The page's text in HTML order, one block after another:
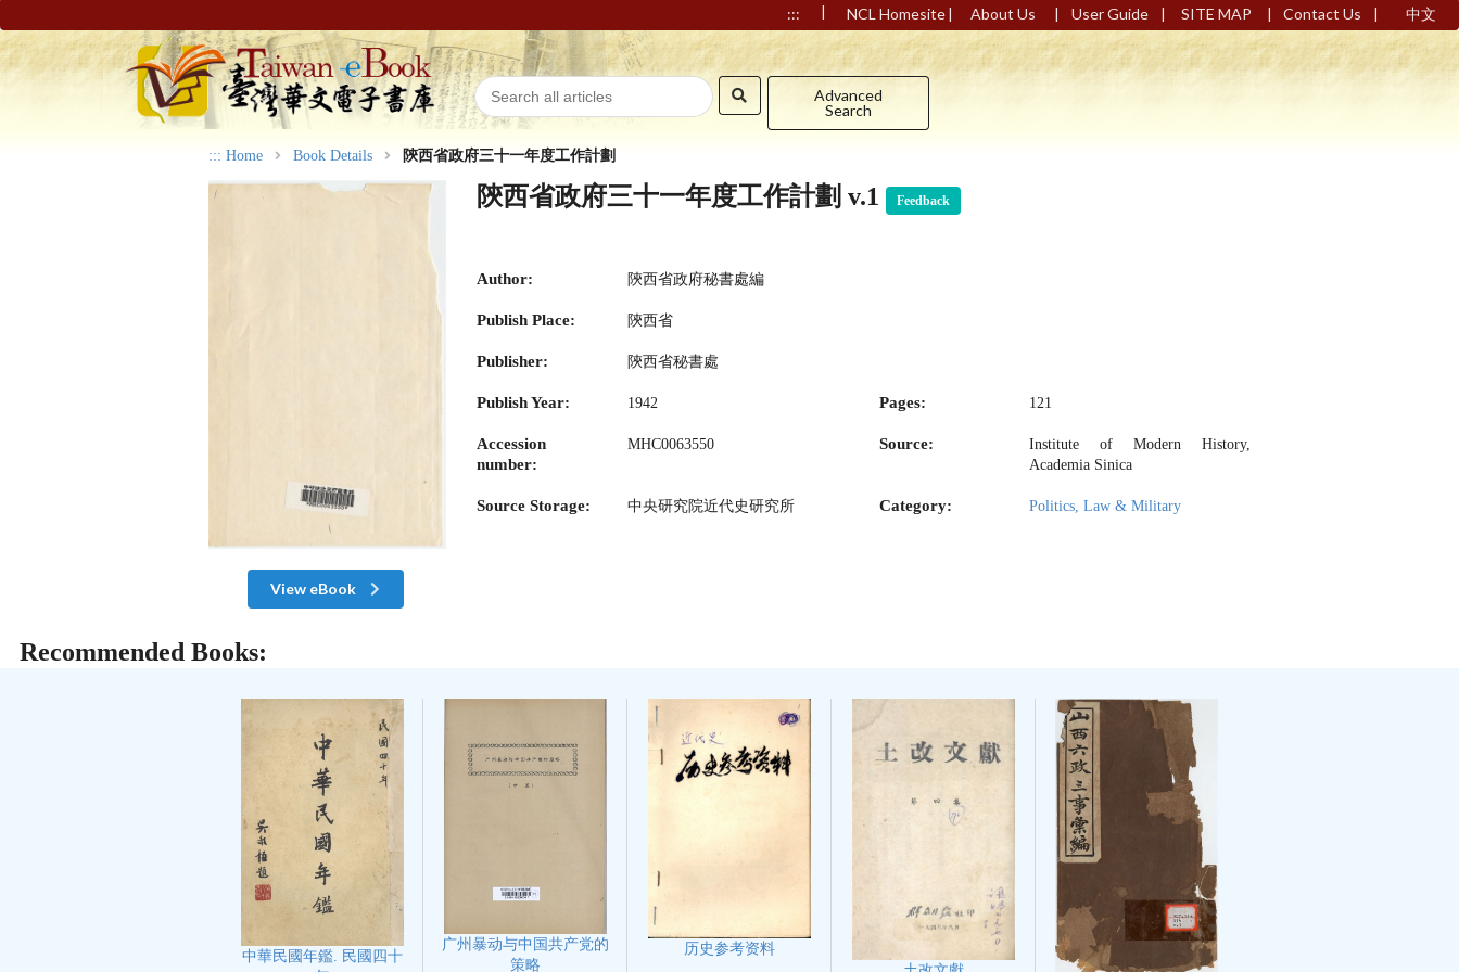
::: | NCL Homesite| About Us | User Guide | SITE MAP | Contact Us | 中文
Advanced
Search
::: Home Book Details 陝西省政府三十一年度工作計劃
View eBook
陝西省政府三十一年度工作計劃 v.1 Feedback
Author: 陝西省政府秘書處編
Publish Place: 陝西省
Publisher: 陝西省秘書處
Publish Year: 1942 Pages: 121
Accession
number:
MHC0063550 Source:
Institute of Modern History,
Academia Sinica
Source Storage: 中央研究院近代史研究所 Category: Politics, Law & Military
Recommended Books:
中華民國年鑑. 民國四十
广州暴动与中国共产党的
策略
历史参考资料